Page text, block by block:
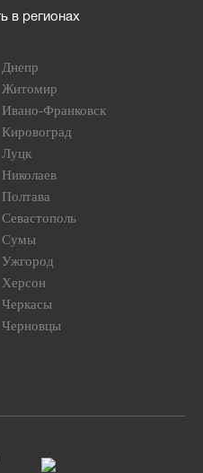
в регионах
Днепр
Житомир
Ивано-Франковск
Кировоград
Луцк
Николаев
Полтава
Севастополь
Сумы
Ужгород
Херсон
Черкасы
Черновцы